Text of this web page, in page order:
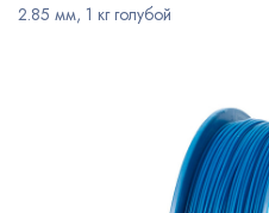
2.85 мм, 1 кг голубой